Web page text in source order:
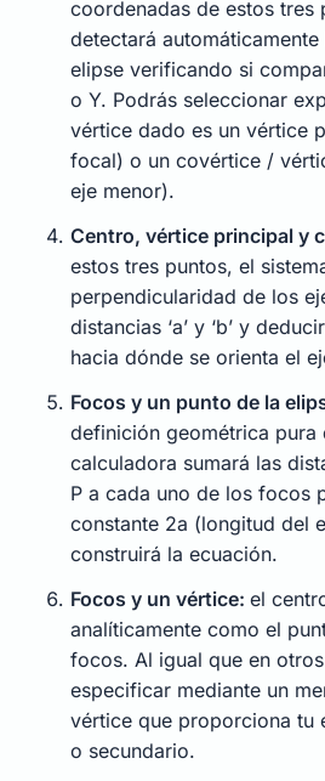
coordenadas de estos tres
detectará
elipse verificando si
o Y. Podrás seleccionar
vértice dado es un vértice
focal) o un covértice /
eje menor).
Centro, vértice principal y
estos tres puntos, el
perpendicularidad de los
distancias ‘a’ y ‘b’ y
hacia dónde se orienta el
Focos y un punto de la
definición geométrica pura
calculadora sumará las
P a cada uno de los focos
constante 2a (longitud del
construirá la ecuación.
Focos y un vértice: el
analíticamente como el
focos. Al igual que en
especificar mediante un
vértice que proporciona tu
o secundario.